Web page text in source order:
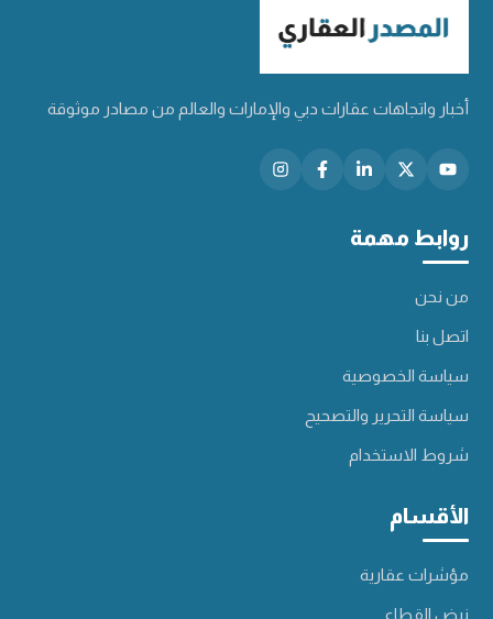
أخبار واتجاهات عقارات دبي والإمارات والعالم من مصادر موثوقة
روابط مهمة
من نحن
اتصل بنا
سياسة الخصوصية
سياسة التحرير والتصحيح
شروط الاستخدام
الأقسام
مؤشرات عقارية
نبض القطاع